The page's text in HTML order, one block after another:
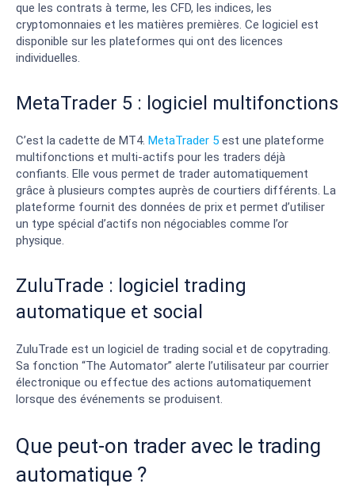
que les contrats à terme, les CFD, les indices, les
cryptomonnaies et les matières premières. Ce logiciel est
disponible sur les plateformes qui ont des licences
individuelles.
MetaTrader 5 : logiciel multifonctions
C’est la cadette de MT4. MetaTrader 5 est une plateforme
multifonctions et multi-actifs pour les traders déjà
confiants. Elle vous permet de trader automatiquement
grâce à plusieurs comptes auprès de courtiers différents. La
plateforme fournit des données de prix et permet d’utiliser
un type spécial d’actifs non négociables comme l’or
physique.
ZuluTrade : logiciel trading
automatique et social
ZuluTrade est un logiciel de trading social et de copytrading.
Sa fonction “The Automator” alerte l’utilisateur par courrier
électronique ou effectue des actions automatiquement
lorsque des événements se produisent.
Que peut-on trader avec le trading
automatique ?